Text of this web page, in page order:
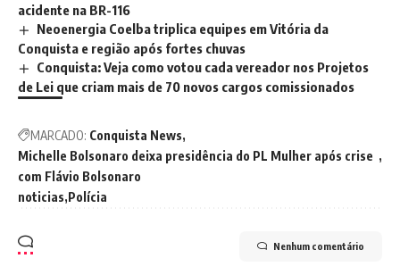
acidente na BR-116
Neoenergia Coelba triplica equipes em Vitória da
Conquista e região após fortes chuvas
Conquista: Veja como votou cada vereador nos Projetos
de Lei que criam mais de 70 novos cargos comissionados
MARCADO: Conquista News
Michelle Bolsonaro deixa presidência do PL Mulher após crise
com Flávio Bolsonaro
noticias Polícia
Nenhum comentário